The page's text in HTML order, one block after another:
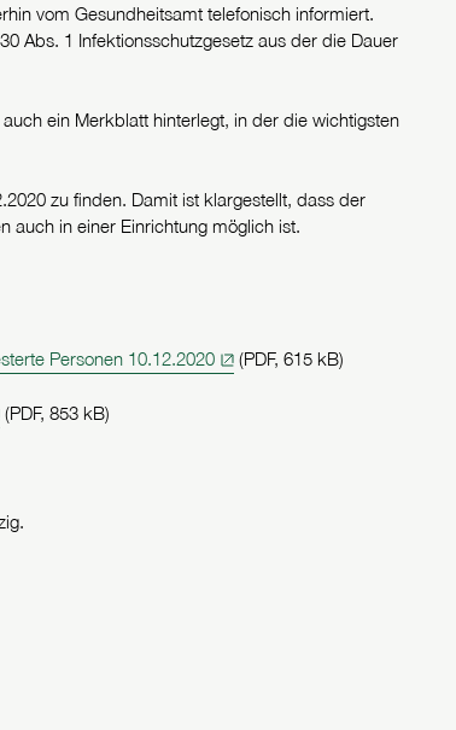
vom Gesundheitsamt telefonisch informiert.
Abs. 1 Infektionsschutzgesetz aus der die Dauer
ein Merkblatt hinterlegt, in der die wichtigsten
zu finden. Damit ist klargestellt, dass der
auch in einer Einrichtung möglich ist.
Personen 10.12.2020 (PDF, 615 kB)
(PDF, 853 kB)